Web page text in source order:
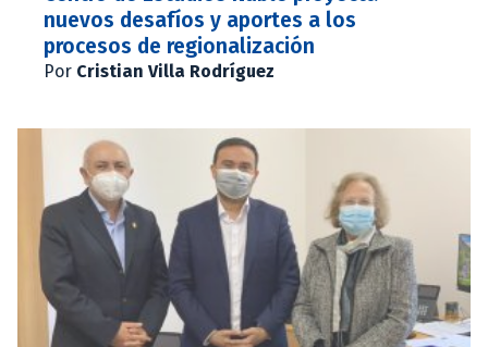
nuevos desafíos y aportes a los
procesos de regionalización
Por Cristian Villa Rodríguez